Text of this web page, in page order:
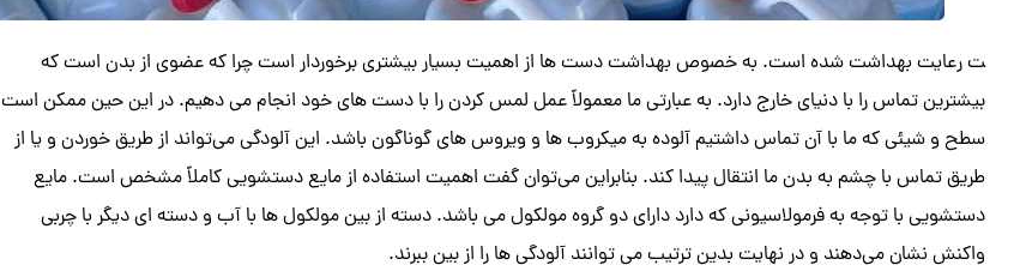
ت رعایت بهداشت شده است. به خصوص بهداشت دست ها از اهمیت بسیار بیشتری برخوردار است چرا که عضوی از بدن است که
بیشترین تماس را با دنیای خارج دارد. به عبارتی ما معمولاً عمل لمس کردن را با دست های خود انجام می‌ دهیم. در این حین ممکن است
سطح و شیئی که ما با آن تماس داشتیم آلوده به میکروب ها و ویروس های گوناگون باشد. این آلودگی می‌تواند از طریق خوردن و یا از
طریق تماس با چشم به بدن ما انتقال پیدا کند. بنابراین می‌توان گفت اهمیت استفاده از مایع دستشویی کاملاً مشخص است. مایع
دستشویی با توجه به فرمولاسیونی که دارد دارای دو گروه مولکول می باشد. دسته از بین مولکول ها با آب و دسته ای دیگر با چربی
واکنش نشان می‌دهند و در نهایت بدین ترتیب می توانند آلودگی ها را از بین ببرند.